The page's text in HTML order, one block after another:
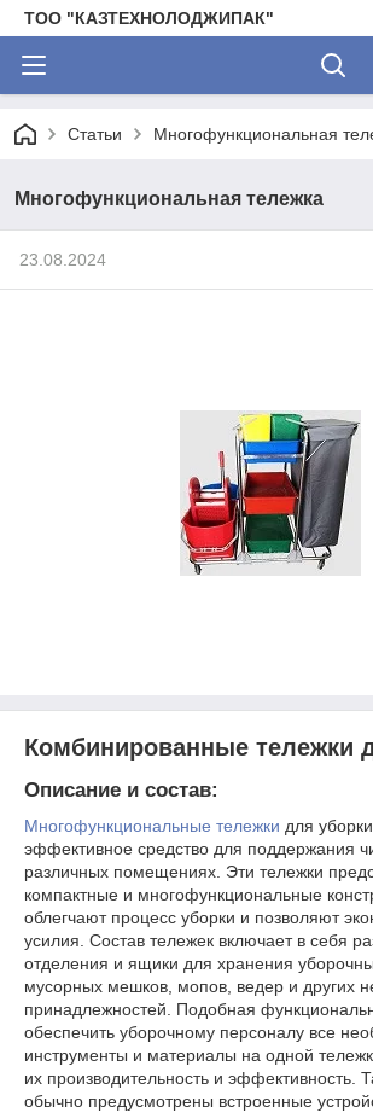
ТОО "КАЗТЕХНОЛОДЖИПАК"
Статьи Многофункциональная
Многофункциональная тележка
23.08.2024
Комбинированные тележки
Описание и состав:
Многофункциональные тележки для
эффективное средство для поддержания
различных помещениях. Эти тележки
компактные и многофункциональные
облегчают процесс уборки и позволяют
усилия. Состав тележек включает в себя
отделения и ящики для хранения
мусорных мешков, мопов, ведер и других
принадлежностей. Подобная
обеспечить уборочному персоналу все
инструменты и материалы на одной
их производительность и эффективность.
обычно предусмотрены встроенные